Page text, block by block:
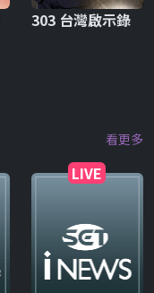
303 台灣啟示錄
看更多
LIVE